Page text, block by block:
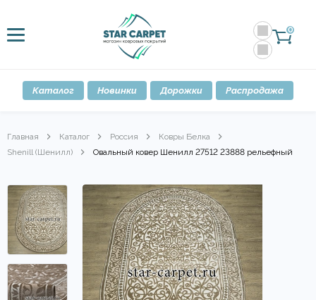
0
Каталог Новинки Дорожки Распродажа
Главная Каталог Россия
Ковры Белка
Shenill (Шенилл)
Овальный ковер Шенилл 27512 23888 рельефный